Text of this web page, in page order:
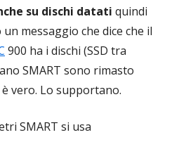
su dischi datati quindi
messaggio che dice che il
900 ha i dischi (SSD tra
SMART sono rimasto
vero. Lo supportano.
SMART si usa